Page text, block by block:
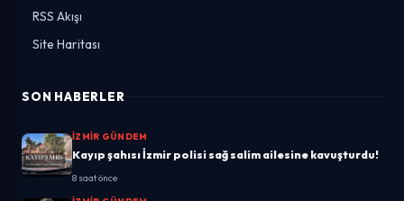
RSS Akışı
Site Haritası
SON HABERLER
İZMIR GÜNDEM
Kayıp şahısı İzmir polisi sağ salim ailesine kavuşturdu!
8 saat önce